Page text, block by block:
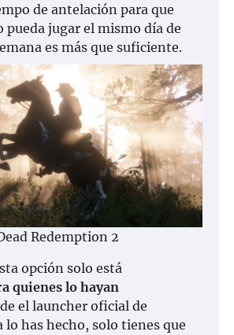
de antelación para que
pueda jugar el mismo día de
es más que suficiente.
Redemption 2
opción solo está
quienes lo hayan
el launcher oficial de
lo has hecho, solo tienes que